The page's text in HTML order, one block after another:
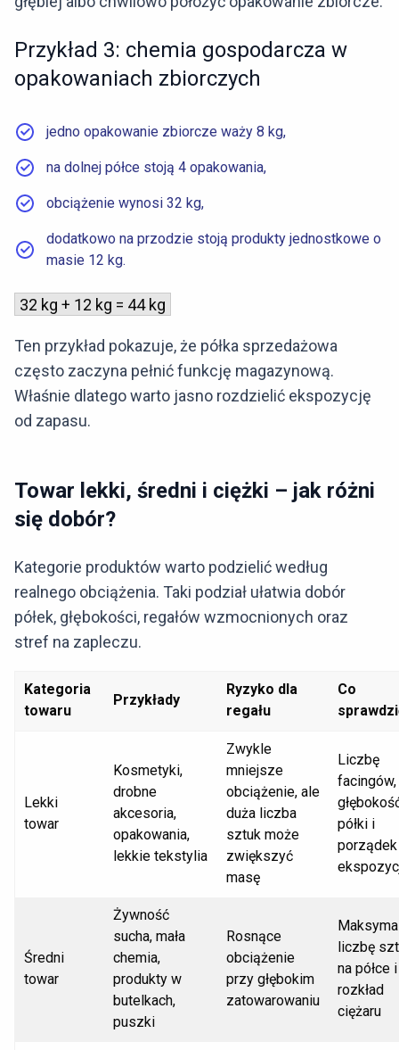
Przykład 3: chemia gospodarcza w
opakowaniach zbiorczych
jedno opakowanie zbiorcze waży 8 kg,
na dolnej półce stoją 4 opakowania,
obciążenie wynosi 32 kg,
dodatkowo na przodzie stoją produkty jednostkowe o
masie 12 kg.
32 kg + 12 kg = 44 kg
Ten przykład pokazuje, że półka sprzedażowa
często zaczyna pełnić funkcję magazynową.
Właśnie dlatego warto jasno rozdzielić ekspozycję
od zapasu.
Towar lekki, średni i ciężki – jak różni
się dobór?
Kategorie produktów warto podzielić według
realnego obciążenia. Taki podział ułatwia dobór
półek, głębokości, regałów wzmocnionych oraz
stref na zapleczu.
Kategoria
towaru
Przykłady
Ryzyko dla
regału
Co
Lekki
towar
Kosmetyki,
drobne
akcesoria,
opakowania,
lekkie tekstylia
Zwykle
mniejsze
obciążenie, ale
duża liczba
sztuk może
zwiększyć
masę
Liczbę
facingów,
półki i
porządek
Średni
towar
Żywność
sucha, mała
chemia,
produkty w
butelkach,
puszki
Rosnące
obciążenie
przy głębokim
zatowarowaniu
liczbę
na półce i
rozkład
ciężaru